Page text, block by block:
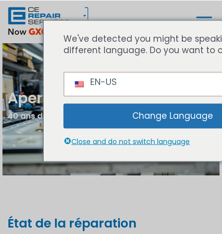
Aperçu de la réparation
40 ans d'expertise en réparation
État de la réparation
We've detected you might be
different language. Do you want to
EN-US
Change Language
Close and do not switch language